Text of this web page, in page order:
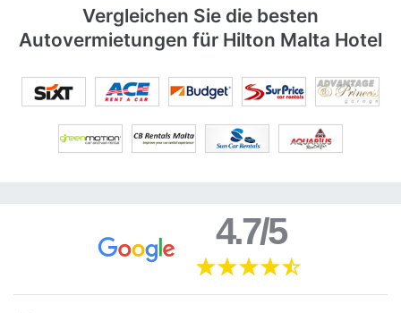
Vergleichen Sie die besten
Autovermietungen für Hilton Malta Hotel
4.7/5